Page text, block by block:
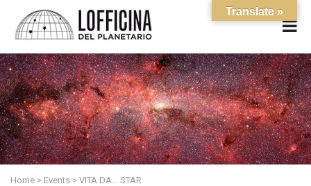
Home > Events > VITA DA… STAR
Translate »